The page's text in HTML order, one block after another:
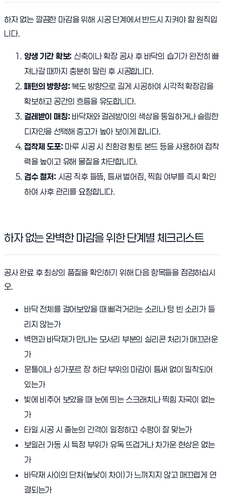
하자 없는 깔끔한 마감을 위해 시공 단계에서 반드시 지켜야 할 원칙입
니다.
양생 기간 확보: 신축이나 확장 공사 후 바닥의 습기가 완전히 빠
져나갈 때까지 충분히 말린 후 시공합니다.
패턴의 방향성: 복도 방향으로 길게 시공하여 시각적 확장감을
확보하고 공간의 흐름을 유도합니다.
걸레받이 매칭: 바닥재와 걸레받이의 색상을 통일하거나 슬림한
디자인을 선택해 층고가 높아 보이게 합니다.
접착제 도포: 마루 시공 시 친환경 황토 본드 등을 사용하여 접착
력을 높이고 유해 물질을 차단합니다.
검수 철저: 시공 직후 들뜸, 틈새 벌어짐, 찍힘 여부를 즉시 확인
하여 사후 관리를 요청합니다.
하자 없는 완벽한 마감을 위한 단계별 체크리스트
공사 완료 후 최상의 품질을 확인하기 위해 다음 항목들을 점검하십시
오.
바닥 전체를 걸어보았을 때 삐걱거리는 소리나 텅 빈 소리가 들
리지 않는가
벽면과 바닥재가 만나는 모서리 부분의 실리콘 처리가 매끄러운
가
문틀이나 싱가포르 장 하단 부위의 마감이 틈새 없이 밀착되어
있는가
빛에 비추어 보았을 때 눈에 띄는 스크래치나 찍힘 자국이 없는
가
타일 시공 시 줄눈의 간격이 일정하고 수평이 잘 맞는가
보일러 가동 시 특정 부위가 유독 뜨겁거나 차가운 현상은 없는
가
바닥재 사이의 단차(높낮이 차이)가 느껴지지 않고 매끄럽게 연
결되는가